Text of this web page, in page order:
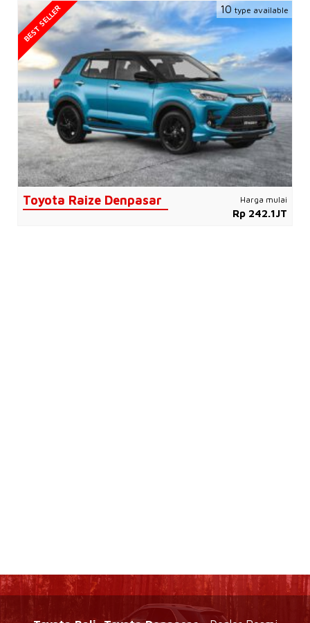
Toyota Raize Denpasar Harga mulai
Rp 242.1JT
BEST SELLER 10 type available